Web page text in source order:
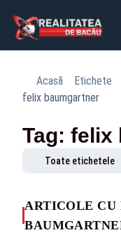
Acasă Etichete
felix baumgartner
Tag: felix
Toate etichetele
ARTICOLE